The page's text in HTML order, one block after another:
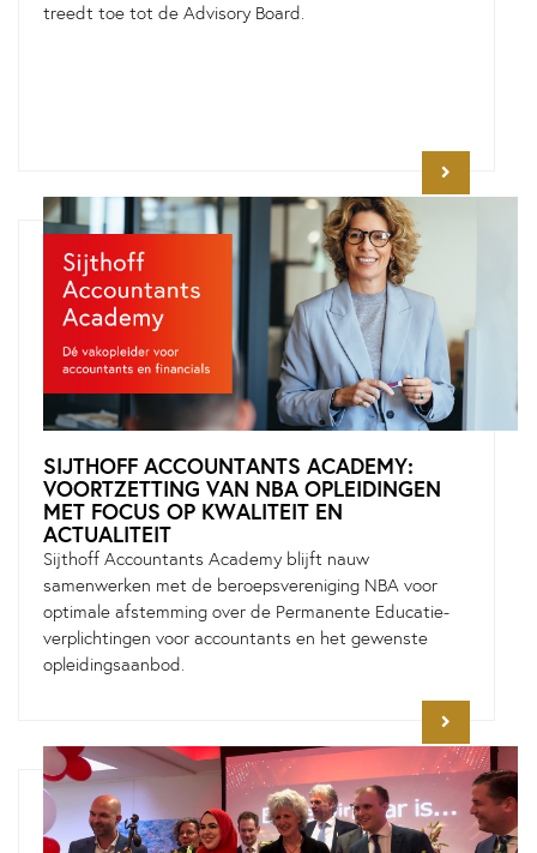
treedt toe tot de Advisory Board.
SIJTHOFF ACCOUNTANTS ACADEMY:
VOORTZETTING VAN NBA OPLEIDINGEN
MET FOCUS OP KWALITEIT EN
ACTUALITEIT
Sijthoff Accountants Academy blijft nauw
samenwerken met de beroepsvereniging NBA voor
optimale afstemming over de Permanente Educatie-
verplichtingen voor accountants en het gewenste
opleidingsaanbod.